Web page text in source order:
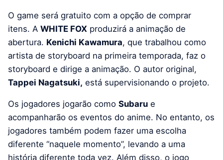
O game será gratuito com a opção de comprar
itens. A WHITE FOX produzirá a animação de
abertura. Kenichi Kawamura, que trabalhou como
artista de storyboard na primeira temporada, faz o
storyboard e dirige a animação. O autor original,
Tappei Nagatsuki, está supervisionando o projeto.
Os jogadores jogarão como Subaru e
acompanharão os eventos do anime. No entanto, os
jogadores também podem fazer uma escolha
diferente “naquele momento”, levando a uma
história diferente toda vez. Além disso, o jogo